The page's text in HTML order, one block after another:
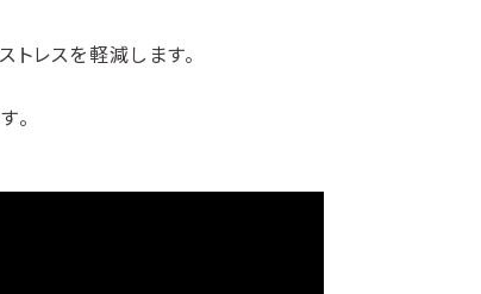
レスを軽減します。
。